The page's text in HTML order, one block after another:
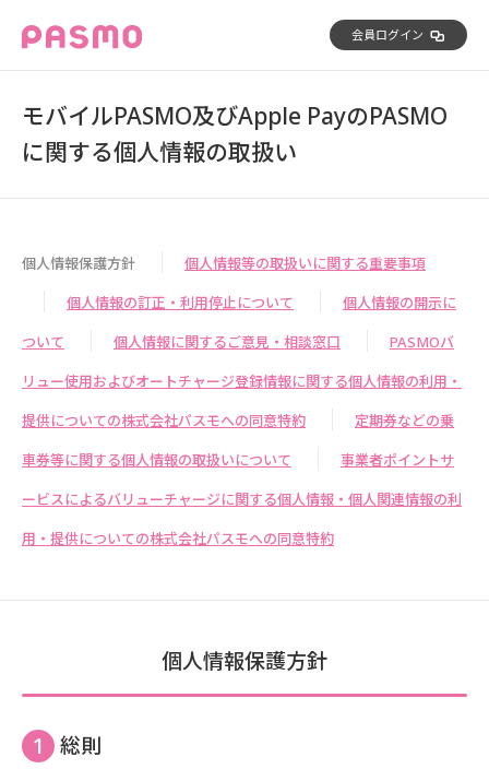
会員ログイン
モバイルPASMO及びApple PayのPASMO
に関する個人情報の取扱い
個人情報保護方針
個人情報等の取扱いに関する重要事項
個人情報の訂正・利用停止について
個人情報の開示に
ついて
個人情報に関するご意見・相談窓口
PASMOバ
リュー使用およびオートチャージ登録情報に関する個人情報の利用・
提供についての株式会社パスモへの同意特約
定期券などの乗
車券等に関する個人情報の取扱いについて
事業者ポイントサ
ービスによるバリューチャージに関する個人情報・個人関連情報の利
用・提供についての株式会社パスモへの同意特約
個人情報保護方針
総則